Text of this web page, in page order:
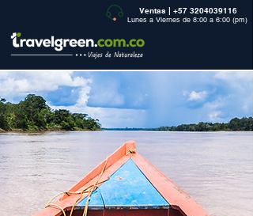
Lunes a Viernes de 8:00 a 6:00 (pm)
Ventas | +57 3204039116